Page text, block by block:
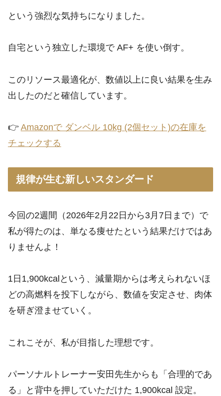
という強烈な気持ちになりました。
自宅という独立した環境で AF+ を使い倒す。
このリソース最適化が、数値以上に良い結果を生み
出したのだと確信しています。
👉 Amazonで ダンベル 10kg (2個セット)の在庫を
チェックする
規律が生む新しいスタンダード
今回の2週間（2026年2月22日から3月7日まで）で
私が得たのは、単なる痩せたという結果だけではあ
りませんよ！
1日1,900kcalという、減量期からは考えられないほ
どの高燃料を投下しながら、数値を安定させ、肉体
を研ぎ澄ませていく。
これこそが、私が目指した理想です。
パーソナルトレーナー安田先生からも「合理的であ
る」と背中を押していただけた 1,900kcal 設定。